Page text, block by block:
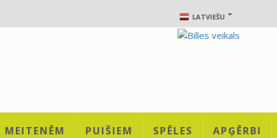
LATVIEŠU
MEITENĒM PUIŠIEM SPĒLES APĢĒRBI